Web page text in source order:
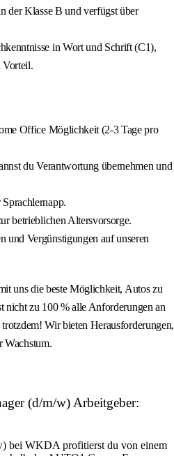
der Klasse B und verfügst über
in Wort und Schrift (C1),
Vorteil.
Office Möglichkeit (2-3 Tage pro
du Verantwortung übernehmen und
betrieblichen Altersvorsorge.
und Vergünstigungen auf unseren
uns die beste Möglichkeit, Autos zu
nicht zu 100 % alle Anforderungen an
Wir bieten Herausforderungen,
Wachstum.
(d/m/w) Arbeitgeber:
bei WKDA profitierst du von einem